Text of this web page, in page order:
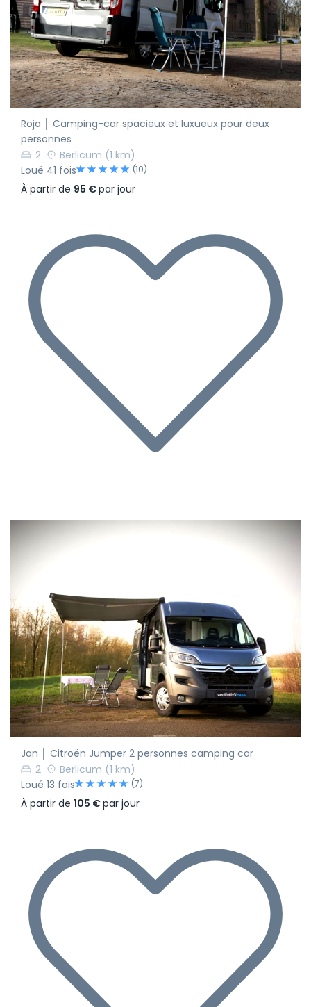
Roja │ Camping-car spacieux et luxueux pour deux
personnes
2
Berlicum (1 km)
Loué 41 fois
(10)
À partir de 95 €par jour
Jan │ Citroën Jumper 2 personnes camping car
2
Berlicum (1 km)
Loué 13 fois
(7)
À partir de 105 €par jour